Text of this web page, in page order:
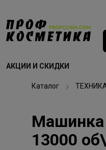
АКЦИИ И СКИДКИ
Каталог
Машинка
13000